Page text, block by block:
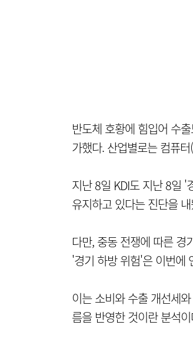
반도체 호황에 힘입어 수
가했다. 산업별로는 컴퓨
지난 8일 KDI도 지난 8일 '
유지하고 있다는 진단을
다만, 중동 전쟁에 따른 경
'경기 하방 위험'은 이번에
이는 소비와 수출 개선세
름을 반영한 것이란 분석